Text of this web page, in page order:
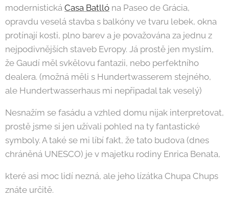
modernistická Casa Batlló na Paseo de Grácia,
opravdu veselá stavba s balkóny ve tvaru lebek, okna
protínají kosti, plno barev a je považována za jednu z
nejpodivnějších staveb Evropy. Já prostě jen myslím,
že Gaudí měl svkělovu fantazii, nebo perfektního
dealera. (možná měli s Hundertwasserem stejného,
ale Hundertwasserhaus mi nepřipadal tak veselý)
Nesnažím se fasádu a vzhled domu nijak interpretovat,
prostě jsme si jen užívali pohled na ty fantastické
symboly. A také se mi líbí fakt, že tato budova (dnes
chráněná UNESCO) je v majetku rodiny Enrica Benata,
které asi moc lidí nezná, ale jeho lízátka Chupa Chups
znáte určitě.